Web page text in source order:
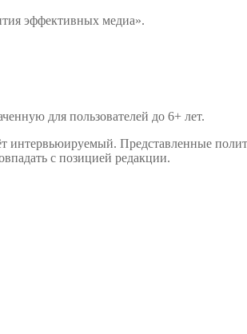
эффективных медиа».
для пользователей до 6+ лет.
интервьюируемый. Представленные
с позицией редакции.